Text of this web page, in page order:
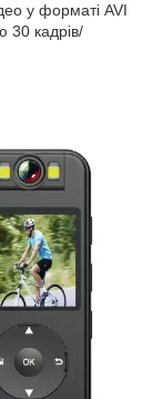
у форматі AVI
30 кадрів/